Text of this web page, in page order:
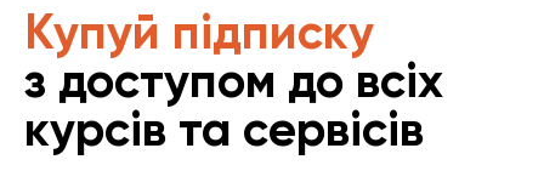
Купуй підписку
з доступом до всіх
курсів та сервісів